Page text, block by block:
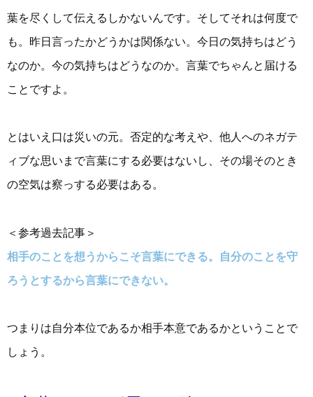
葉を尽くして伝えるしかないんです。そしてそれは何度で
も。昨日言ったかどうかは関係ない。今日の気持ちはどう
なのか。今の気持ちはどうなのか。言葉でちゃんと届ける
ことですよ。
とはいえ口は災いの元。否定的な考えや、他人へのネガテ
ィブな思いまで言葉にする必要はないし、その場そのとき
の空気は察っする必要はある。
＜参考過去記事＞
相手のことを想うからこそ言葉にできる。自分のことを守
ろうとするから言葉にできない。
つまりは自分本位であるか相手本意であるかということで
しょう。